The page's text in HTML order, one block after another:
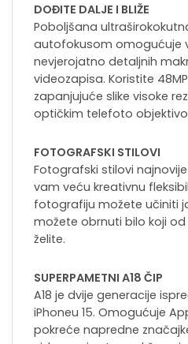
DOĐITE DALJE I BLIŽE
Poboljšana
autofokusom omogućuje
nevjerojatno detaljnih
videozapisa. Koristite
zapanjujuće slike visoke
optičkim telefoto
FOTOGRAFSKI STILOVI
Fotografski stilovi
vam veću kreativnu
fotografiju možete učiniti
možete obrnuti bilo koji
želite.
SUPERPAMETNI A18 ČIP
A18 je dvije generacije
iPhoneu 15. Omogućuje
pokreće napredne